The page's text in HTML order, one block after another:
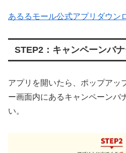
あるるモール公式アプリダウン
STEP2：キャンペーンバ
アプリを開いたら、ポップアッ
ー画面内にあるキャンペーンバ
い。